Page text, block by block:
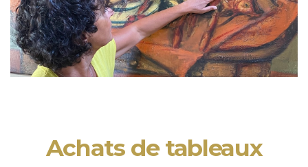
Achats de tableaux